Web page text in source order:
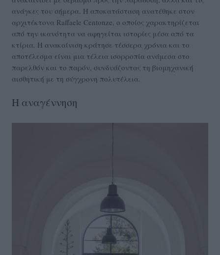
ανάγκες του σήμερα. Η αποκατάσταση ανατέθηκε στον
αρχιτέκτονα Raffaele Centonze, ο οποίος χαρακτηρίζεται
από την ικανότητα να αφηγείται ιστορίες μέσα από τα
κτίρια. Η ανακαίνιση κράτησε τέσσερα χρόνια και το
αποτέλεσμα είναι μια τέλεια ισορροπία ανάμεσα στο
παρελθόν και το παρόν, συνδυάζοντας τη βιομηχανική
αισθητική με τη σύγχρονη πολυτέλεια.
Η αναγέννηση